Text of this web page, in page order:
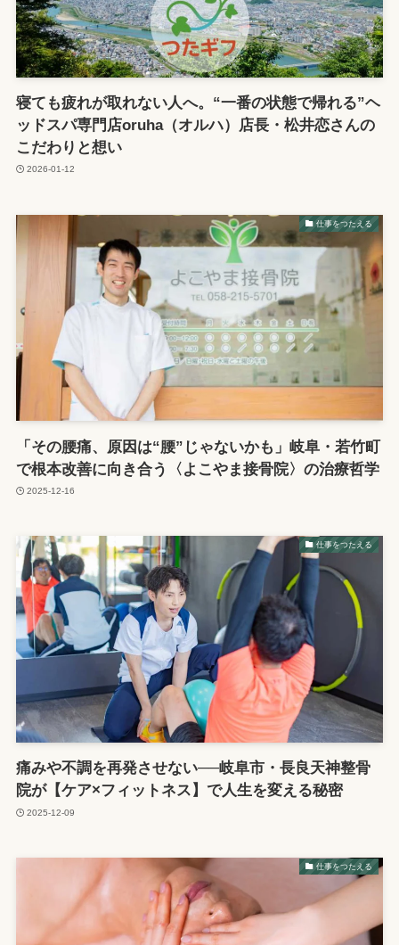
寝ても疲れが取れない人へ。“一番の状態で帰れる”ヘ
ッドスパ専門店oruha（オルハ）店長・松井恋さんの
こだわりと想い
2026-01-12
仕事をつたえる
「その腰痛、原因は“腰”じゃないかも」岐阜・若竹町
で根本改善に向き合う〈よこやま接骨院〉の治療哲学
2025-12-16
仕事をつたえる
痛みや不調を再発させない──岐阜市・長良天神整骨
院が【ケア×フィットネス】で人生を変える秘密
2025-12-09
仕事をつたえる